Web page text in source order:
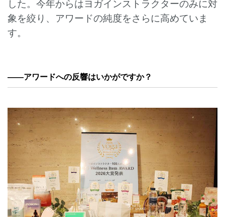
した。今年からはヨガインストラクターのみに対
象を絞り、アワードの純度をさらに高めていま
す。
——アワードへの反響はいかがですか？